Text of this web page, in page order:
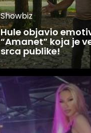
Showbiz
Hule objavio
“Amanet” koja je
srca publike!